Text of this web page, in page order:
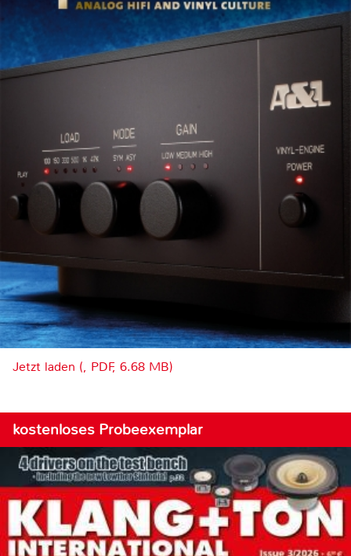
Jetzt laden (, PDF, 6.68 MB)
kostenloses Probeexemplar